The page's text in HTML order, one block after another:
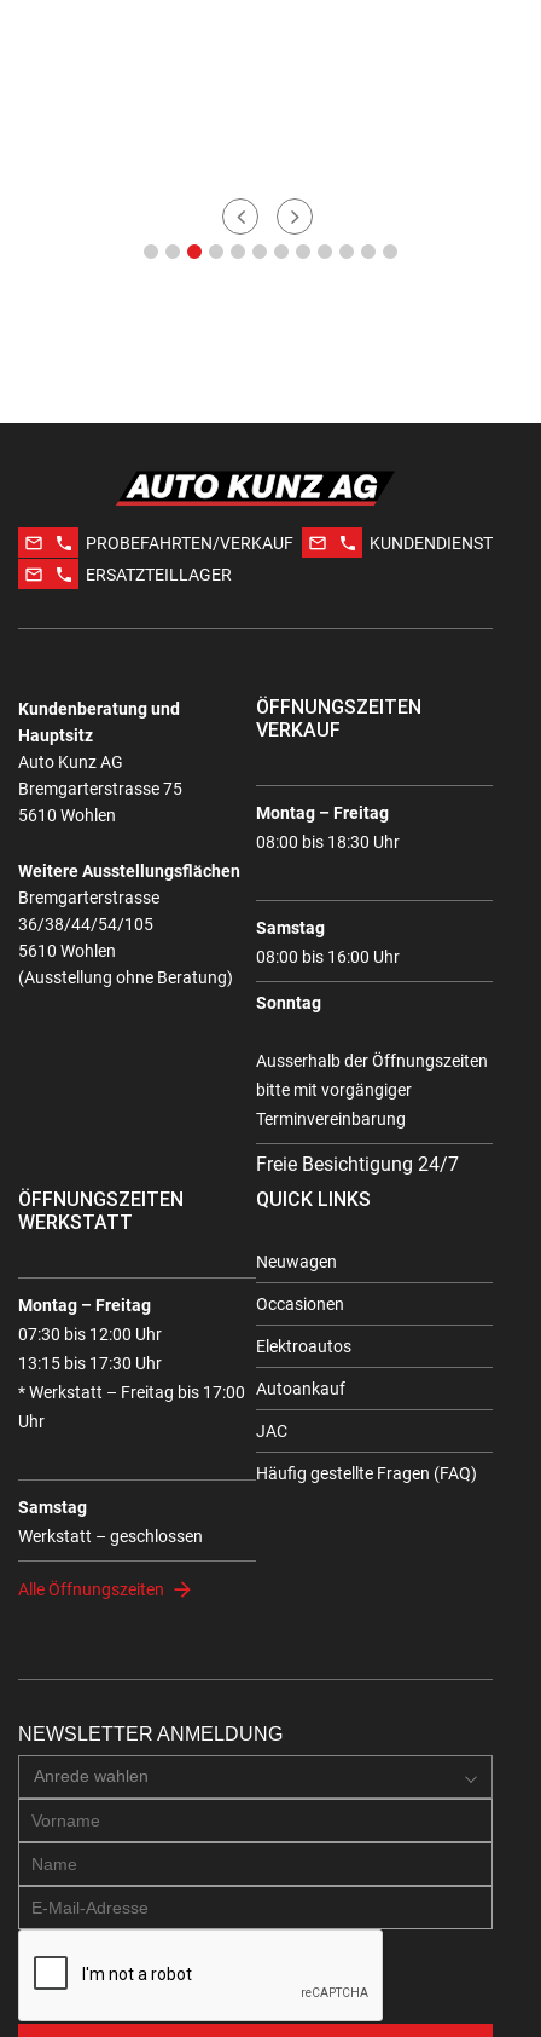
mail_outline phone PROBEFAHRTEN/VERKAUF mail_outline phone
KUNDENDIENST
mail_outline
phone ERSATZTEILLAGER
Kundenberatung und
Hauptsitz
Auto Kunz AG
Bremgarterstrasse 75
5610 Wohlen
Weitere Ausstellungsflächen
Bremgarterstrasse
36/38/44/54/105
5610 Wohlen
(Ausstellung ohne Beratung)
ÖFFNUNGSZEITEN
VERKAUF
Montag – Freitag
08:00 bis 18:30 Uhr
Samstag
08:00 bis 16:00 Uhr
Sonntag
Ausserhalb der Öffnungszeiten
bitte mit vorgängiger
Terminvereinbarung
Freie Besichtigung 24/7
ÖFFNUNGSZEITEN
WERKSTATT
Montag – Freitag
07:30 bis 12:00 Uhr
13:15 bis 17:30 Uhr
* Werkstatt – Freitag bis 17:00
Uhr
Samstag
Werkstatt – geschlossen
Alle Öffnungszeiten
QUICK LINKS
Neuwagen
Occasionen
Elektroautos
Autoankauf
JAC
Häufig gestellte Fragen (FAQ)
NEWSLETTER ANMELDUNG
Anrede wahlen